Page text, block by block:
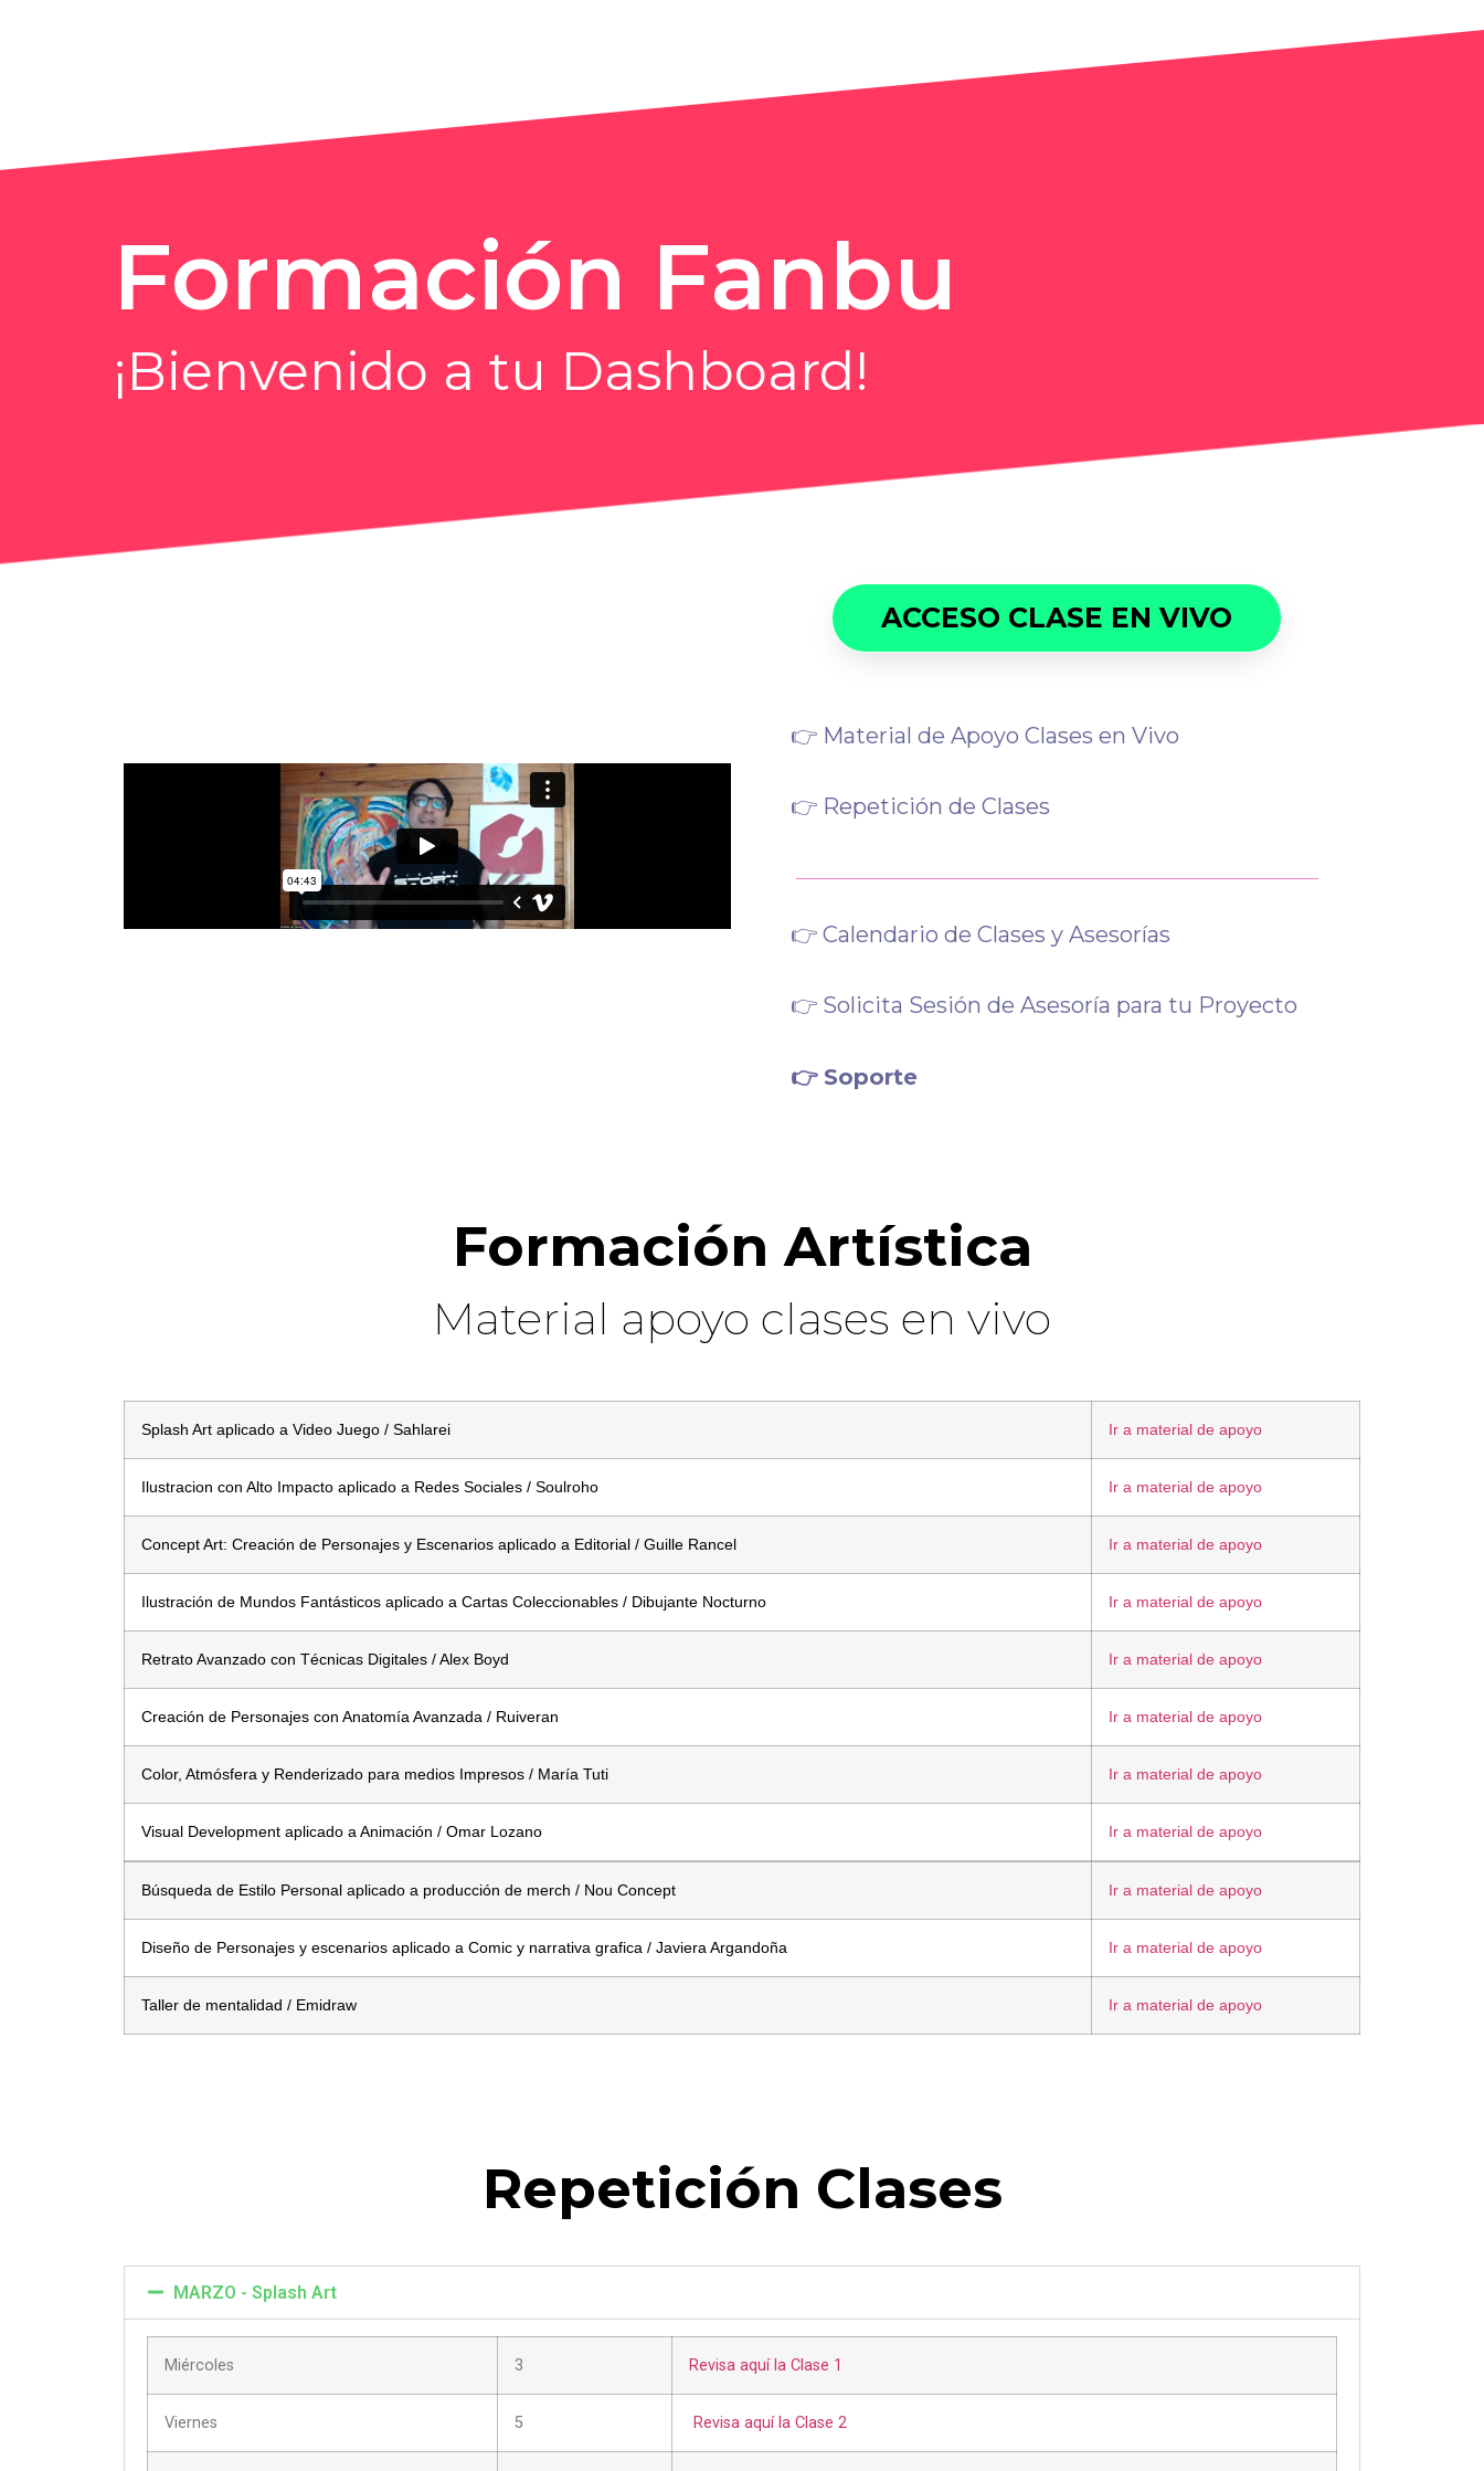
Formación Fanbu
¡Bienvenido a tu Dashboard!
ACCESO CLASE EN VIVO
👉 Material de Apoyo Clases en Vivo
👉 Repetición de Clases
👉 Calendario de Clases y Asesorías
👉 Solicita Sesión de Asesoría para tu Proyecto
👉 Soporte
Formación Artística
Material apoyo clases en vivo
Splash Art aplicado a Video Juego / Sahlarei Ir a material de apoyo
Ilustracion con Alto Impacto aplicado a Redes Sociales / Soulroho Ir a material de apoyo
Concept Art: Creación de Personajes y Escenarios aplicado a Editorial / Guille Rancel Ir a material de apoyo
Ilustración de Mundos Fantásticos aplicado a Cartas Coleccionables / Dibujante Nocturno Ir a material de apoyo
Retrato Avanzado con Técnicas Digitales / Alex Boyd Ir a material de apoyo
Creación de Personajes con Anatomía Avanzada / Ruiveran Ir a material de apoyo
Color, Atmósfera y Renderizado para medios Impresos / María Tuti Ir a material de apoyo
Visual Development aplicado a Animación / Omar Lozano Ir a material de apoyo
Búsqueda de Estilo Personal aplicado a producción de merch / Nou Concept Ir a material de apoyo
Diseño de Personajes y escenarios aplicado a Comic y narrativa grafica / Javiera Argandoña Ir a material de apoyo
Taller de mentalidad / Emidraw Ir a material de apoyo
Repetición Clases
MARZO - Splash Art
Miércoles 3 Revisa aquí la Clase 1
Viernes 5 Revisa aquí la Clase 2